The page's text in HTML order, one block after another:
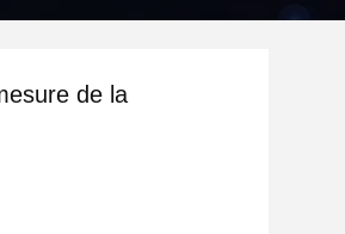
de la